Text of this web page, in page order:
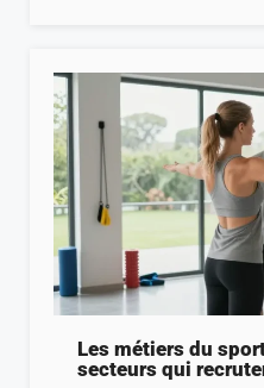
Les métiers du
secteurs qui